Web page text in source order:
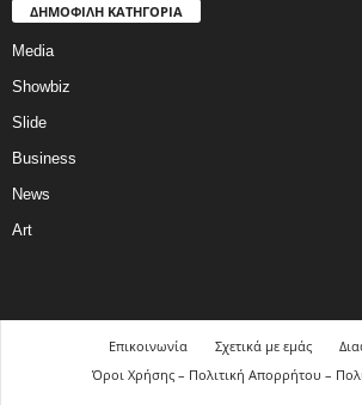
ΔΗΜΟΦΙΛΗ ΚΑΤΗΓΟΡΙΑ
Media
Showbiz
Slide
Business
News
Art
Επικοινωνία Σχετικά με εμάς
Όροι Χρήσης – Πολιτική Απορρήτου –